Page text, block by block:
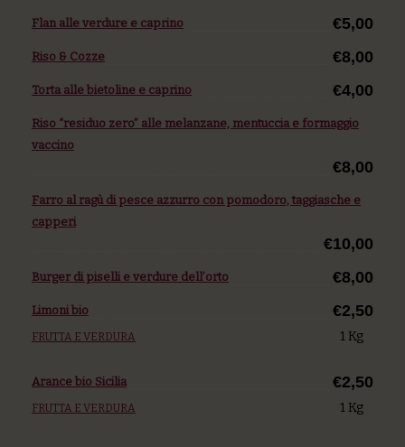
Flan alle verdure e caprino €5,00
Riso & Cozze €8,00
Torta alle bietoline e caprino €4,00
Riso “residuo zero” alle melanzane, mentuccia e formaggio
vaccino
€8,00
Farro al ragù di pesce azzurro con pomodoro, taggiasche e
capperi
€10,00
Burger di piselli e verdure dell’orto €8,00
Limoni bio €2,50
1 Kg
FRUTTA E VERDURA
Arance bio Sicilia €2,50
1 Kg
FRUTTA E VERDURA